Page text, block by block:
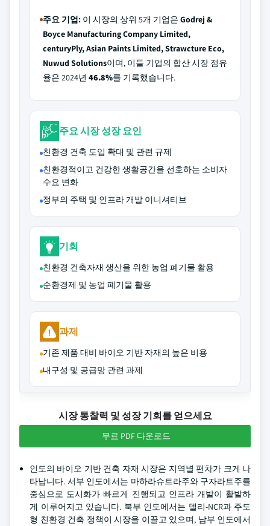
주요 기업: 이 시장의 상위 5개 기업은 Godrej &
Boyce Manufacturing Company Limited,
centuryPly, Asian Paints Limited, Strawcture Eco,
Nuwud Solutions이며, 이들 기업의 합산 시장 점유
율은 2024년 46.8%를 기록했습니다.
주요 시장 성장 요인
친환경 건축 도입 확대 및 관련 규제
친환경적이고 건강한 생활공간을 선호하는 소비자
수요 변화
정부의 주택 및 인프라 개발 이니셔티브
기회
친환경 건축자재 생산을 위한 농업 폐기물 활용
순환경제 및 농업 폐기물 활용
과제
기존 제품 대비 바이오 기반 자재의 높은 비용
내구성 및 공급망 관련 과제
시장 통찰력 및 성장 기회를 얻으세요
무료 PDF 다운로드
인도의 바이오 기반 건축 자재 시장은 지역별 편차가 크게 나
타납니다. 서부 인도에서는 마하라슈트라주와 구자라트주를
중심으로 도시화가 빠르게 진행되고 인프라 개발이 활발하
게 이루어지고 있습니다. 북부 인도에서는 델리-NCR과 주도
형 친환경 건축 정책이 시장을 이끌고 있으며, 남부 인도에서